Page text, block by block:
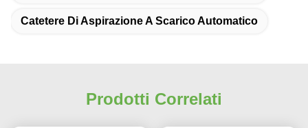
Catetere Di Aspirazione A Scarico Automatico
Prodotti Correlati